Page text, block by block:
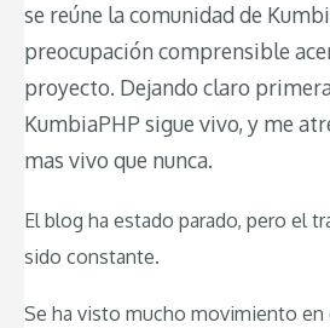
se reúne la comunidad de
preocupación comprensible
proyecto. Dejando claro
KumbiaPHP sigue vivo, y me
mas vivo que nunca.
El blog ha estado parado, pero el
sido constante.
Se ha visto mucho movimiento en